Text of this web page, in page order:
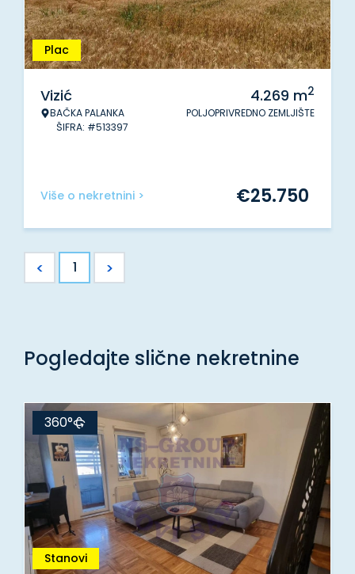
Plac
Vizić
BAČKA PALANKA
ŠIFRA: #513397
4.269 m2
POLJOPRIVREDNO ZEMLJIŠTE
Više o nekretnini > €25.750
< 1 >
Pogledajte slične nekretnine
Stanovi
360°